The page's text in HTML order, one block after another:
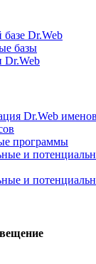
Dr.Web
базы
Dr.Web
Dr.Web
программы
и
и